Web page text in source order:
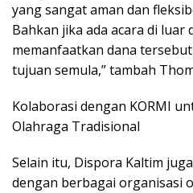
yang sangat aman dan
Bahkan jika ada acara di luar
memanfaatkan dana
tujuan semula,” tambah
Kolaborasi dengan KORMI
Olahraga Tradisional
Selain itu, Dispora Kaltim
dengan berbagai organisasi